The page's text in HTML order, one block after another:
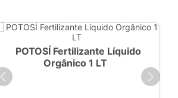
POTOSÍ Fertilizante Líquido
Orgânico 1 LT